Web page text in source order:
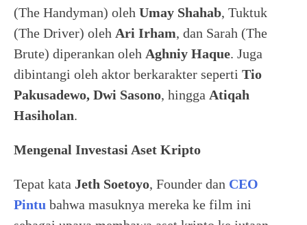
(The Handyman) oleh Umay Shahab, Tuktuk
(The Driver) oleh Ari Irham, dan Sarah (The
Brute) diperankan oleh Aghniy Haque. Juga
dibintangi oleh aktor berkarakter seperti Tio
Pakusadewo, Dwi Sasono, hingga Atiqah
Hasiholan.
Mengenal Investasi Aset Kripto
Tepat kata Jeth Soetoyo, Founder dan CEO
Pintu bahwa masuknya mereka ke film ini